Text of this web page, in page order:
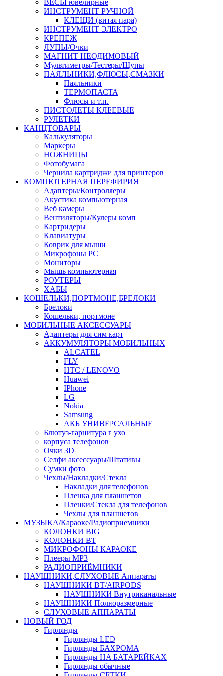
ВЕСЫ ювелирные
ИНСТРУМЕНТ РУЧНОЙ
КЛЕЩИ (витая пара)
ИНСТРУМЕНТ ЭЛЕКТРО
КРЕПЕЖ
ЛУПЫ/Очки
МАГНИТ НЕОДИМОВЫЙ
Мультиметры/Тестеры/Щупы
ПАЯЛЬНИКИ,ФЛЮСЫ,СМАЗКИ
Паяльники
ТЕРМОПАСТА
Флюсы и т.п.
ПИСТОЛЕТЫ КЛЕЕВЫЕ
РУЛЕТКИ
КАНЦТОВАРЫ
Калькуляторы
Маркеры
НОЖНИЦЫ
Фотобумага
Чернила картриджи для принтеров
КОМПЮТЕРНАЯ ПЕРЕФИРИЯ
Адаптеры/Контроллеры
Акустика компьютерная
Веб камеры
Вентиляторы/Кулеры комп
Картридеры
Клавиатуры
Коврик для мыши
Микрофоны PC
Мониторы
Мышь компьютерная
РОУТЕРЫ
ХАБЫ
КОШЕЛЬКИ,ПОРТМОНЕ,БРЕЛОКИ
Брелоки
Кошельки, портмоне
МОБИЛЬНЫЕ АКСЕССУАРЫ
Адаптеры для сим карт
АККУМУЛЯТОРЫ МОБИЛЬНЫХ
ALCATEL
FLY
HTC / LENOVO
Huawei
IPhone
LG
Nokia
Samsung
АКБ УНИВЕРСАЛЬНЫЕ
Блютуз-гарнитура в ухо
корпуса телефонов
Очки 3D
Селфи аксессуары/Штативы
Сумки фото
Чехлы/Накладки/Стекла
Накладки для телефонов
Пленка для планшетов
Пленки/Стекла для телефонов
Чехлы для планшетов
МУЗЫКА/Караоке/Радиоприемники
КОЛОНКИ BIG
КОЛОНКИ BT
МИКРОФОНЫ КАРАОКЕ
Плееры MP3
РАДИОПРИЁМНИКИ
НАУШНИКИ,СЛУХОВЫЕ Аппараты
НАУШНИКИ BT/AIRPODS
НАУШНИКИ Внутриканальные
НАУШНИКИ Полноразмерные
СЛУХОВЫЕ АППАРАТЫ
НОВЫЙ ГОД
Гирлянды
Гирлянды LED
Гирлянды БАХРОМА
Гирлянды НА БАТАРЕЙКАХ
Гирлянды обычные